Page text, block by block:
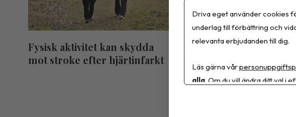
Fysisk aktivitet kan skydda
mot stroke efter hjärtinfarkt
En droppe blod räcker
Driva eget använder cookies
underlag till förbättring och
relevanta erbjudanden till dig.
Läs gärna vår
alla . Om du vill ändra ditt val i